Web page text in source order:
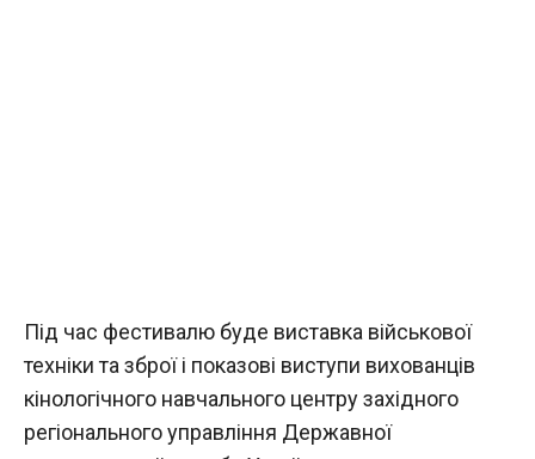
Під час фестивалю буде виставка військової
техніки та зброї і показові виступи вихованців
кінологічного навчального центру західного
регіонального управління Державної